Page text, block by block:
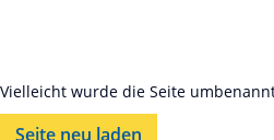
Vielleicht wurde die Seite
Seite neu laden